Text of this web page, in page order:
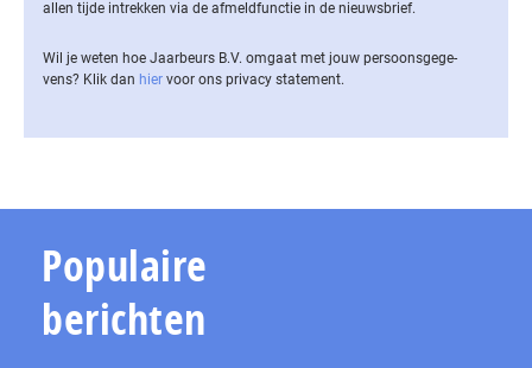
allen tijde intrekken via de af­meld­func­tie in de nieuwsbrief.
Wil je weten hoe Jaarbeurs B.V. omgaat met jouw per­soons­ge­ge­
vens? Klik dan hier voor ons privacy statement.
Populaire
berichten